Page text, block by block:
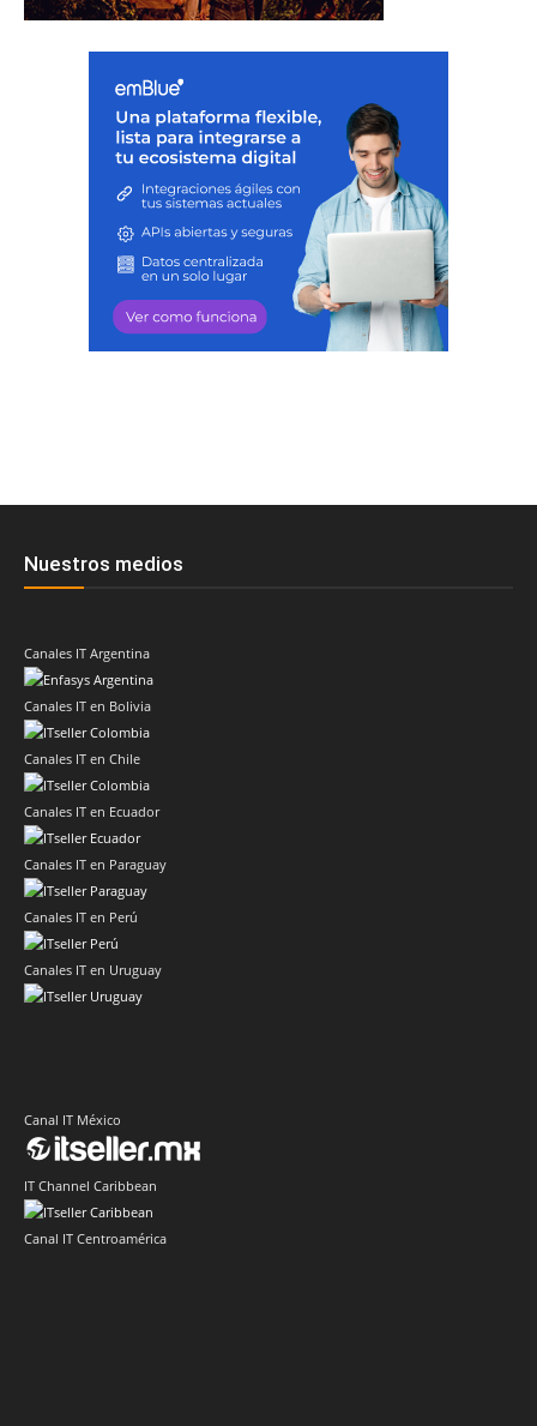
Nuestros medios
Canales IT Argentina
Canales IT en Bolivia
Canales IT en Chile
Canales IT en Ecuador
Canales IT en Paraguay
Canales IT en Perú
Canales IT en Uruguay
Canal IT México
IT Channel Caribbean
Canal IT Centroamérica